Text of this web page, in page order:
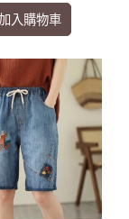
加入購物車